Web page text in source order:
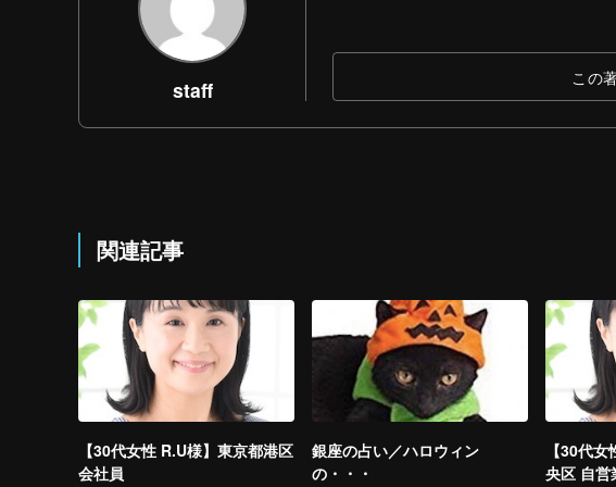
staff この
関連記事
【30代女性 R.U様】東京都港区
会社員
銀座の占い／ハロウィン
の・・・
【30代
央区 自営